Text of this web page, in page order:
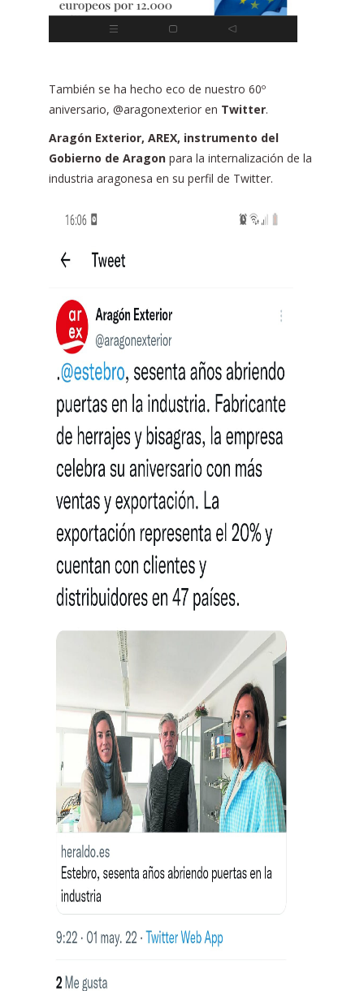
También se ha hecho eco de nuestro 60º
aniversario, @aragonexterior en Twitter.
Aragón Exterior, AREX, instrumento del
Gobierno de Aragon para la internalización de la
industria aragonesa en su perfil de Twitter.